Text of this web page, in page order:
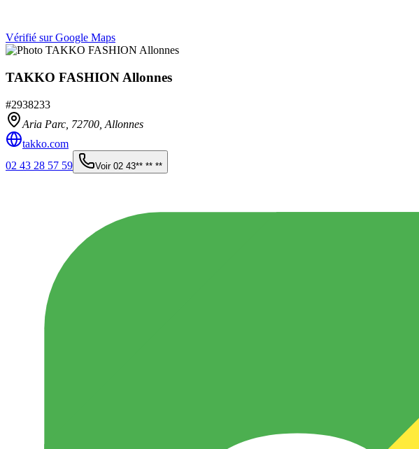
Vérifié sur Google Maps
TAKKO FASHION Allonnes
#2938233
Aria Parc, 72700 Allonnes
takko.com
02 43 28 57 59
Voir 02 43** ** **